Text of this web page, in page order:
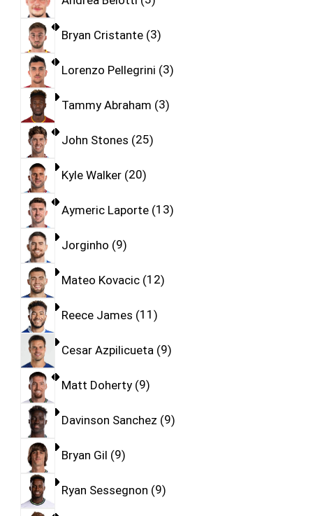
Bryan Cristante 3
Lorenzo Pellegrini 3
Tammy Abraham 3
John Stones 25
Kyle Walker 20
Aymeric Laporte 13
Jorginho 9
Mateo Kovacic 12
Reece James 11
Cesar Azpilicueta 9
Matt Doherty 9
Davinson Sanchez 9
Bryan Gil 9
Ryan Sessegnon 9